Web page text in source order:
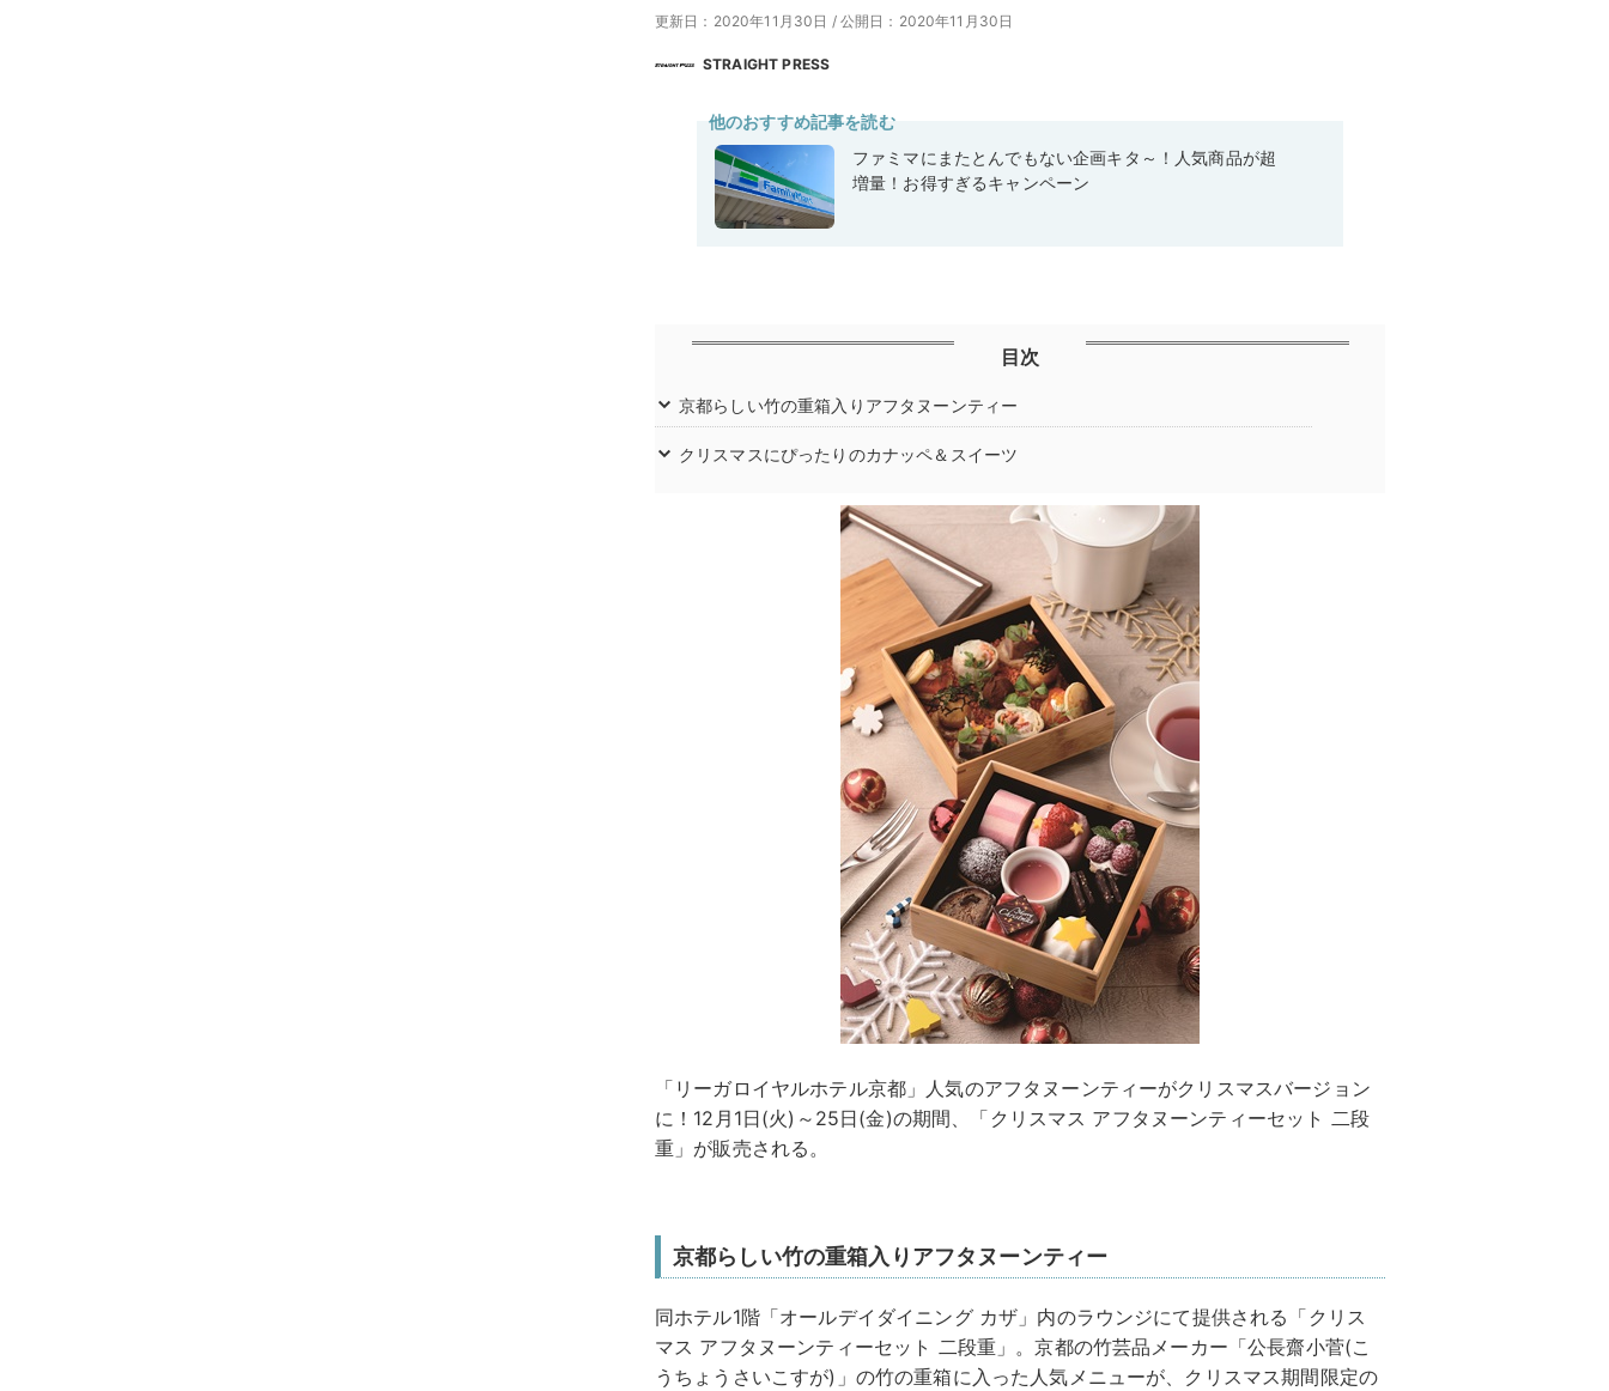
更新日：2020年11月30日 / 公開日：2020年11月30日
STRAIGHT PRESS
他のおすすめ記事を読む
ファミマにまたとんでもない企画キタ～！人気商品が超
増量！お得すぎるキャンペーン
目次
京都らしい竹の重箱入りアフタヌーンティー
クリスマスにぴったりのカナッペ＆スイーツ
「リーガロイヤルホテル京都」人気のアフタヌーンティーがクリスマスバージョン
に！12月1日(火)～25日(金)の期間、「クリスマス アフタヌーンティーセット 二段
重」が販売される。
京都らしい竹の重箱入りアフタヌーンティー
同ホテル1階「オールデイダイニング カザ」内のラウンジにて提供される「クリス
マス アフタヌーンティーセット 二段重」。京都の竹芸品メーカー「公長齋小菅(こ
うちょうさいこすが)」の竹の重箱に入った人気メニューが、クリスマス期間限定の